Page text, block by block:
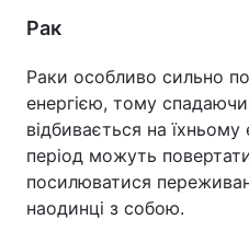
Рак
Раки особливо сильно
енергією, тому
відбивається на
період можуть
посилюватися
наодинці з собою.